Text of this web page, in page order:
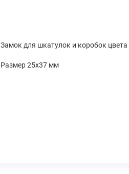
Замок для шкатулок и коробок
Размер 25х37 мм